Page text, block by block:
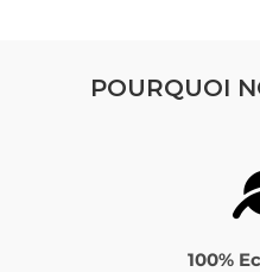
POURQUOI
100%